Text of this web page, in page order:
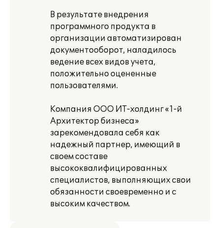
В результате внедрения
программного продукта в
организации автоматизирован
документооборот, наладилось
ведение всех видов учета,
положительно оцененные
пользователями.
Компания ООО ИТ-холдинг «1-й
Архитектор бизнеса»
зарекомендовала себя как
надежный партнер, имеющий в
своем составе
высококвалифицированных
специалистов, выполняющих свои
обязанности своевременно и с
высоким качеством.